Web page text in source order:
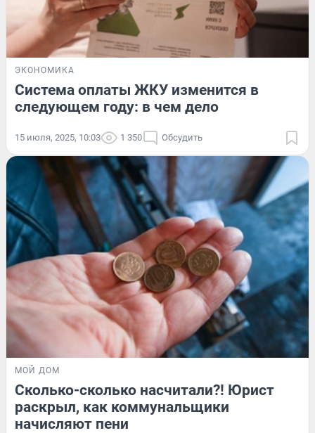
ЭКОНОМИКА
Система оплаты ЖКУ изменится в
следующем году: в чем дело
15 июля, 2025, 10:03 1 350 Обсудить
МОЙ ДОМ
Сколько-сколько насчитали?! Юрист
раскрыл, как коммунальщики
начисляют пени